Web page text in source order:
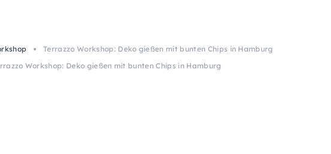
Terrazzo Workshop: Deko gießen mit bunten Chips in Hamburg
Workshop: Deko gießen mit bunten Chips in Hamburg